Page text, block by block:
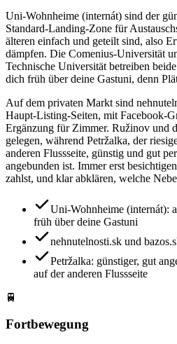
Uni-Wohnheime (internát) sind der
Standard-Landing-Zone für
älteren einfach und geteilt sind, also
dämpfen. Die Comenius-Universität
Technische Universität betreiben
dich früh über deine Gastuni, denn
Auf dem privaten Markt sind
Haupt-Listing-Seiten, mit Facebook-
Ergänzung für Zimmer. Ružinov und
gelegen, während Petržalka, der
anderen Flussseite, günstig und gut
angebunden ist. Immer erst
zahlst, und klar abklären, welche
Uni-Wohnheime (internát):
früh über deine Gastuni
nehnutelnosti.sk und
Petržalka: günstiger, gut
auf der anderen Flussseite
🚆
Fortbewegung